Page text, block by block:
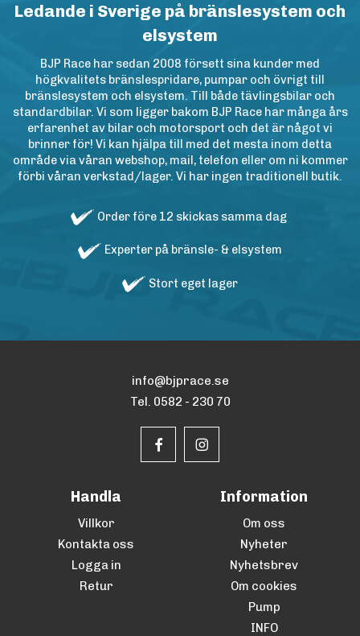
Ledande i Sverige på bränslesystem och
elsystem
BJP Race har sedan 2008 försett sina kunder med
högkvalitets bränslespridare, pumpar och övrigt till
bränslesystem och elsystem. Till både tävlingsbilar och
standardbilar. Vi som ligger bakom BJP Race har många års
erfarenhet av bilar och motorsport och det är något vi
brinner för! Vi kan hjälpa till med det mesta inom detta
område via våran webshop, mail, telefon eller om ni kommer
förbi våran verkstad/lager. Vi har ingen traditionell butik.
Order före 12 skickas samma dag
Experter på bränsle- & elsystem
Stort eget lager
info@bjprace.se
Tel. 0582 - 230 70
Handla
Villkor
Kontakta oss
Logga in
Retur
Information
Om oss
Nyheter
Nyhetsbrev
Om cookies
Pump
INFO